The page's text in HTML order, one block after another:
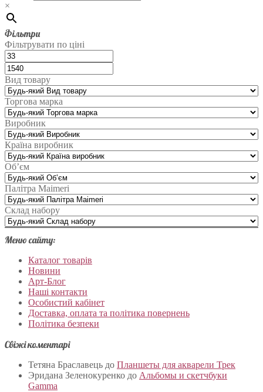
×
Фільтри
Фільтрувати по ціні
Вид товару
Торгова марка
Виробник
Країна виробник
Об’єм
Палітра Maimeri
Склад набору
Меню сайту:
Каталог товарів
Новини
Арт-Блог
Наші контакти
Особистий кабінет
Доставка, оплата та політика повернень
Політика безпеки
Свіжі коментарі
Тетяна Браславець до Планшеты для акварели Трек
Эридана Зеленокуренко до Альбомы и скетчбуки
Gamma